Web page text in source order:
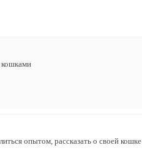
опытом, рассказать о своей кошке